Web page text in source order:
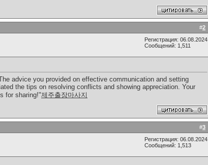
#2
Регистрация: 06.08.2024
Сообщений: 1,511
advice you provided on effective communication and setting
the tips on resolving conflicts and showing appreciation. Your
for sharing!"제주출장마사지
#3
Регистрация: 06.08.2024
Сообщений: 1,513